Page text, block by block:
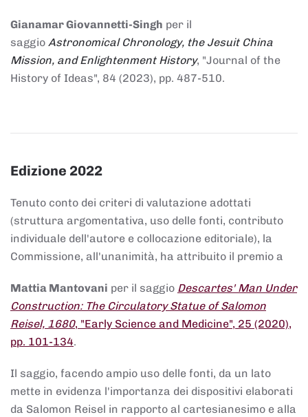
Gianamar Giovannetti-Singh per il
saggio Astronomical Chronology, the Jesuit China
Mission, and Enlightenment History, "Journal of the
History of Ideas", 84 (2023), pp. 487-510.
Edizione 2022
Tenuto conto dei criteri di valutazione adottati
(struttura argomentativa, uso delle fonti, contributo
individuale dell'autore e collocazione editoriale), la
Commissione, all'unanimità, ha attribuito il premio a
Mattia Mantovani per il saggio Descartes' Man Under
Construction: The Circulatory Statue of Salomon
Reisel, 1680, "Early Science and Medicine", 25 (2020),
pp. 101-134.
Il saggio, facendo ampio uso delle fonti, da un lato
mette in evidenza l'importanza dei dispositivi elaborati
da Salomon Reisel in rapporto al cartesianesimo e alla